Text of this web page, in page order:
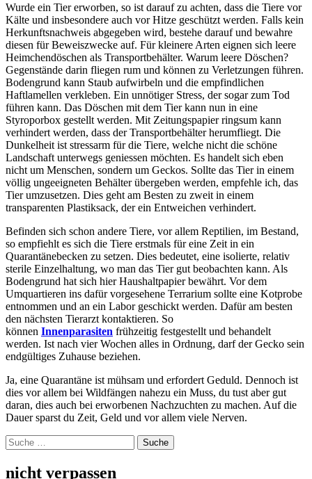
Wurde ein Tier erworben, so ist darauf zu achten, dass die Tiere vor
Kälte und insbesondere auch vor Hitze geschützt werden. Falls kein
Herkunftsnachweis abgegeben wird, bestehe darauf und bewahre
diesen für Beweiszwecke auf. Für kleinere Arten eignen sich leere
Heimchendöschen als Transportbehälter. Warum leere Döschen?
Gegenstände darin fliegen rum und können zu Verletzungen führen.
Bodengrund kann Staub aufwirbeln und die empfindlichen
Haftlamellen verkleben. Ein unnötiger Stress, der sogar zum Tod
führen kann. Das Döschen mit dem Tier kann nun in eine
Styroporbox gestellt werden. Mit Zeitungspapier ringsum kann
verhindert werden, dass der Transportbehälter herumfliegt. Die
Dunkelheit ist stressarm für die Tiere, welche nicht die schöne
Landschaft unterwegs geniessen möchten. Es handelt sich eben
nicht um Menschen, sondern um Geckos. Sollte das Tier in einem
völlig ungeeigneten Behälter übergeben werden, empfehle ich, das
Tier umzusetzen. Dies geht am Besten zu zweit in einem
transparenten Plastiksack, der ein Entweichen verhindert.
Befinden sich schon andere Tiere, vor allem Reptilien, im Bestand,
so empfiehlt es sich die Tiere erstmals für eine Zeit in ein
Quarantänebecken zu setzen. Dies bedeutet, eine isolierte, relativ
sterile Einzelhaltung, wo man das Tier gut beobachten kann. Als
Bodengrund hat sich hier Haushaltpapier bewährt. Vor dem
Umquartieren ins dafür vorgesehene Terrarium sollte eine Kotprobe
entnommen und an ein Labor geschickt werden. Dafür am besten
den nächsten Tierarzt kontaktieren. So
können Innenparasiten frühzeitig festgestellt und behandelt
werden. Ist nach vier Wochen alles in Ordnung, darf der Gecko sein
endgültiges Zuhause beziehen.
Ja, eine Quarantäne ist mühsam und erfordert Geduld. Dennoch ist
dies vor allem bei Wildfängen nahezu ein Muss, du tust aber gut
daran, dies auch bei erworbenen Nachzuchten zu machen. Auf die
Dauer sparst du Zeit, Geld und vor allem viele Nerven.
Suche
nach:
nicht verpassen